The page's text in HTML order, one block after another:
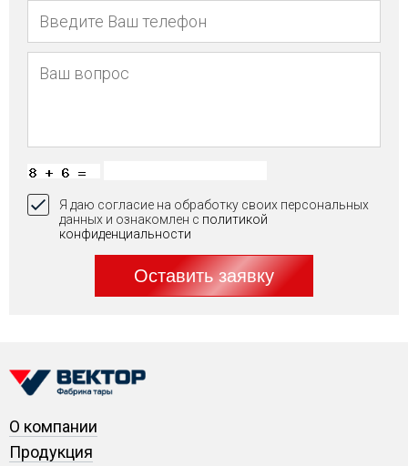
Я даю согласие на обработку своих персональных
данных и ознакомлен с политикой
конфиденциальности
Оставить заявку
О компании
Продукция